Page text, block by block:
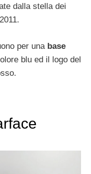
dalla stella dei
per una base
blu ed il logo del